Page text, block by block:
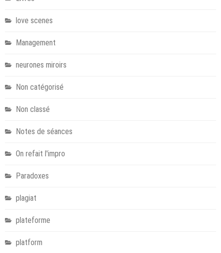
love scenes
Management
neurones miroirs
Non catégorisé
Non classé
Notes de séances
On refait l'impro
Paradoxes
plagiat
plateforme
platform